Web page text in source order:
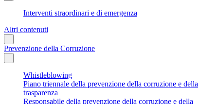
Interventi straordinari e di emergenza
Altri contenuti
Prevenzione della Corruzione
Whistleblowing
Piano triennale della prevenzione della corruzione e della
trasparenza
Responsabile della prevenzione della corruzione e della